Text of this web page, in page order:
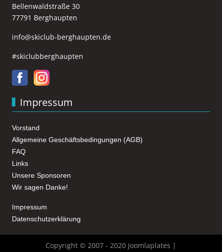
Bellenwaldstraße 30
77791 Berghaupten
info@skiclub-berghaupten.de
#skiclubberghaupten
Impressum
Vorstand
Allgemeine Geschäftsbedingungen (AGB)
FAQ
Links
Unsere Sponsoren
Wir sagen Danke!
Impressum
Datenschutzerklärung
Copyright © 2007 - 2020 Joomlaplates |